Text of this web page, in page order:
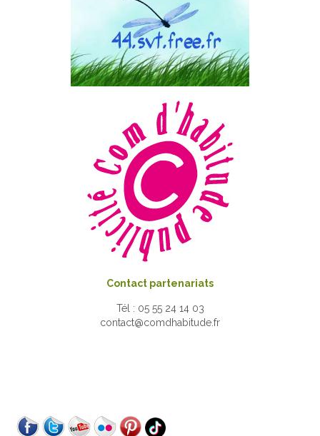
Contact partenariats
Tél : 05 55 24 14 03
contact@comdhabitude.fr